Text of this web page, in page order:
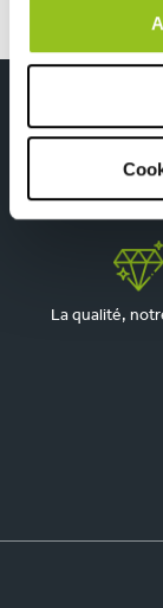
cuisine
La qualité,